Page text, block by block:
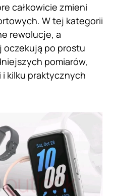
całkowicie zmieni
W tej kategorii
rewolucje, a
po prostu
pomiarów,
i kilku praktycznych